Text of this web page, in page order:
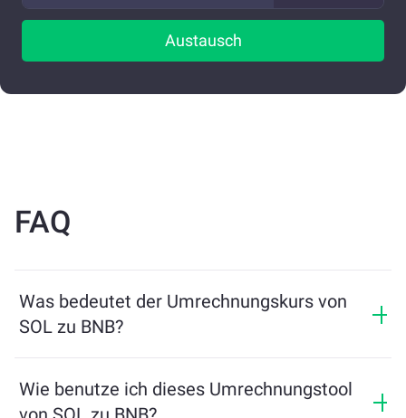
Austausch
FAQ
Was bedeutet der Umrechnungskurs von
SOL zu BNB?
Austausch für SOL erhalten. Dieser Kurs schwankt je
nach Marktbedingungen, Angebot und Nachfrage
Wie benutze ich dieses Umrechnungstool